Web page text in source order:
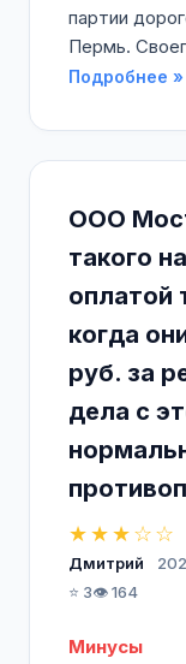
партии
Пермь.
Подробнее »
ООО
такого
оплатой
когда
руб. за
дела с
★★★☆☆
Дмитрий
⭐ 3👁️ 164
Минусы